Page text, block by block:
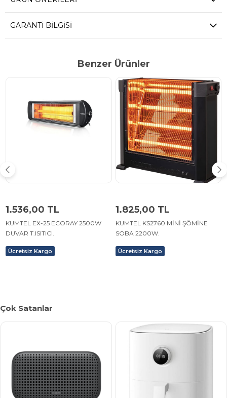
GARANTI BILGISI
Benzer Ürünler
1.536,00 TL
KUMTEL EX-25 ECORAY 2500W
DUVAR T.ISITICI.
Ücretsiz Kargo
1.825,00 TL
KUMTEL KS2760 MİNİ ŞÖMİNE
SOBA 2200W.
Ücretsiz Kargo
Çok Satanlar